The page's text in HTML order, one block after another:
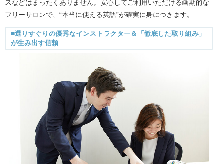
スなどはまったくありません。安心してご利用いただける画期的な
フリーサロンで、“本当に使える英語”が確実に身につきます。
■選りすぐりの優秀なインストラクター＆「徹底した取り組み」
が生み出す信頼